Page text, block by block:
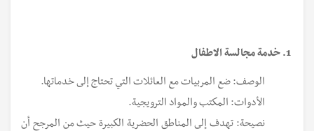
الوصف: ضع المربيات مع العائلات التي تحتاج إلى خدماتها.
الأدوات: المكتب والمواد الترويجية.
نصيحة: تهدف إلى المناطق الحضرية الكبيرة حيث من المرجح أن